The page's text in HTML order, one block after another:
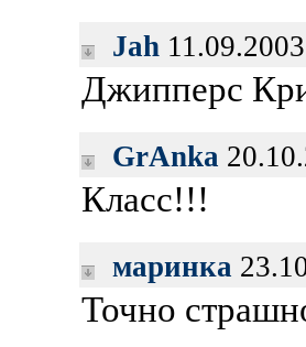
Jah
Джипперс
GrAnka
Класс!!!
маринка
Точно